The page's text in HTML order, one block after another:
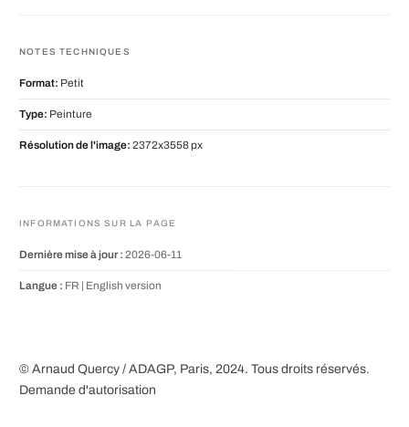
NOTES TECHNIQUES
Format: Petit
Type: Peinture
Résolution de l'image: 2372x3558 px
INFORMATIONS SUR LA PAGE
Dernière mise à jour : 2026-06-11
Langue : FR | English version
© Arnaud Quercy / ADAGP, Paris, 2024. Tous droits réservés.
Demande d'autorisation